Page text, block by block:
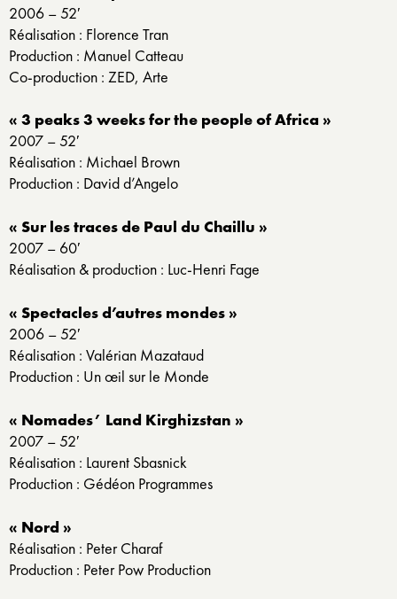
2006 – 52′
Réalisation : Florence Tran
Production : Manuel Catteau
Co-production : ZED, Arte
« 3 peaks 3 weeks for the people of Africa »
2007 – 52′
Réalisation : Michael Brown
Production : David d’Angelo
« Sur les traces de Paul du Chaillu »
2007 – 60′
Réalisation & production : Luc-Henri Fage
« Spectacles d’autres mondes »
2006 – 52′
Réalisation : Valérian Mazataud
Production : Un œil sur le Monde
« Nomades’ Land Kirghizstan »
2007 – 52′
Réalisation : Laurent Sbasnick
Production : Gédéon Programmes
« Nord »
Réalisation : Peter Charaf
Production : Peter Pow Production